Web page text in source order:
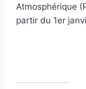
Atmosphérique
partir du 1er